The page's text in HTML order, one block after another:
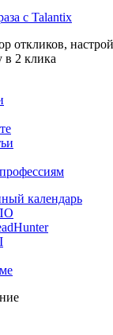
с Talantix
откликов,
в 2 клика
календарь